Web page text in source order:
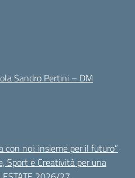
Sandro Pertini – DM
noi: insieme per il futuro”
Sport e Creatività per una